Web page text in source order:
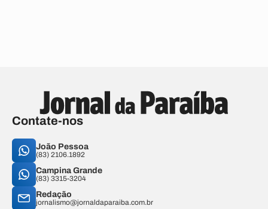
Contate-nos
João Pessoa
(83) 2106.1892
Campina Grande
(83) 3315-3204
Redação
jornalismo@jornaldaparaiba.com.br